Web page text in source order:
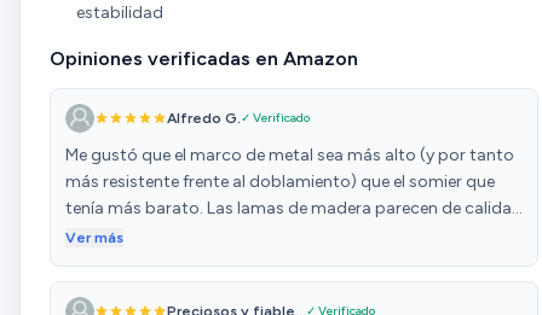
estabilidad
Opiniones verificadas en Amazon
Alfredo G. ✓ Verificado
Me gustó que el marco de metal sea más alto (y por tanto
más resistente frente al doblamiento) que el somier que
tenía más barato. Las lamas de madera parecen de calidad
y al no ser demasiado gruesas permiten una buena
Lleva 4 gruesas patas atornilladas a unos salientes que
Ver más
Preciosos y fiable... ✓ Verificado